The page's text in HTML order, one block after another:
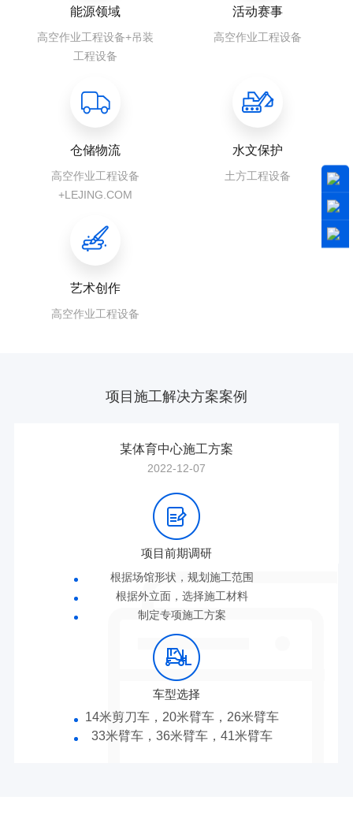
能源领域
高空作业工程设备+吊装
工程设备
活动赛事
高空作业工程设备
仓储物流
高空作业工程设备
+LEJING.COM
水文保护
土方工程设备
艺术创作
高空作业工程设备
项目施工解决方案案例
某体育中心施工方案
2022-12-07
项目前期调研
根据场馆形状，规划施工范围
根据外立面，选择施工材料
制定专项施工方案
车型选择
14米剪刀车，20米臂车，26米臂车
33米臂车，36米臂车，41米臂车